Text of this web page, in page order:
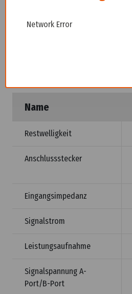
Kontos erhalten Sie vollen Zugriff
Name
Restwelligkeit
Anschlussstecker
Eingangsimpedanz
Signalstrom
Leistungsaufnahme
Signalspannung A-
Port/B-Port
Network Error